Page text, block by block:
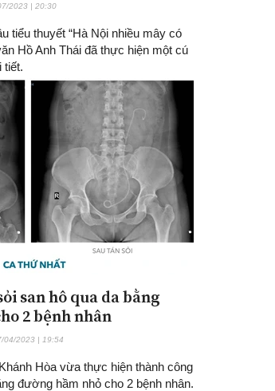
2023 | 20:30
tiểu thuyết “Hà Nội nhiều mây có
Hồ Anh Thái đã thực hiện một cú
tiết.
san hô qua da bằng
2 bệnh nhân
04/2023 | 19:54
Hòa vừa thực hiện thành công
đường hầm nhỏ cho 2 bệnh nhân.